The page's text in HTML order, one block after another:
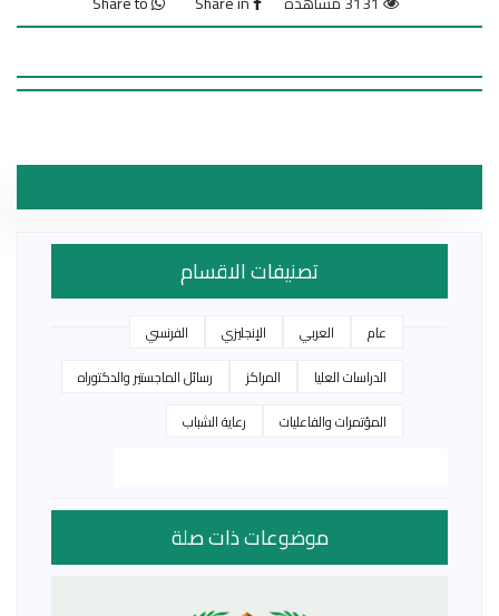
تصنيفات الاقسام
عام العربي الإنجليزي
الفرنسي
الدراسات العليا
المراكز
رسائل الماجستير والدكتوراه
المؤتمرات والفاعليات
رعاية الشباب
موضوعات ذات صلة